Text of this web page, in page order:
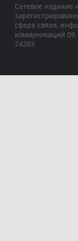
Сетевое издание
сфере связи,
коммуникаций
74283